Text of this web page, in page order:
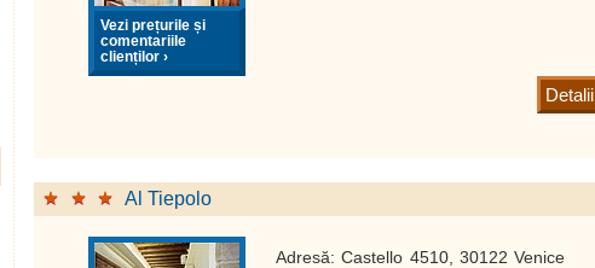
Vezi prețurile și
comentariile
clienților ›
Detalii
Al Tiepolo
Adresă: Castello 4510, 30122 Venice